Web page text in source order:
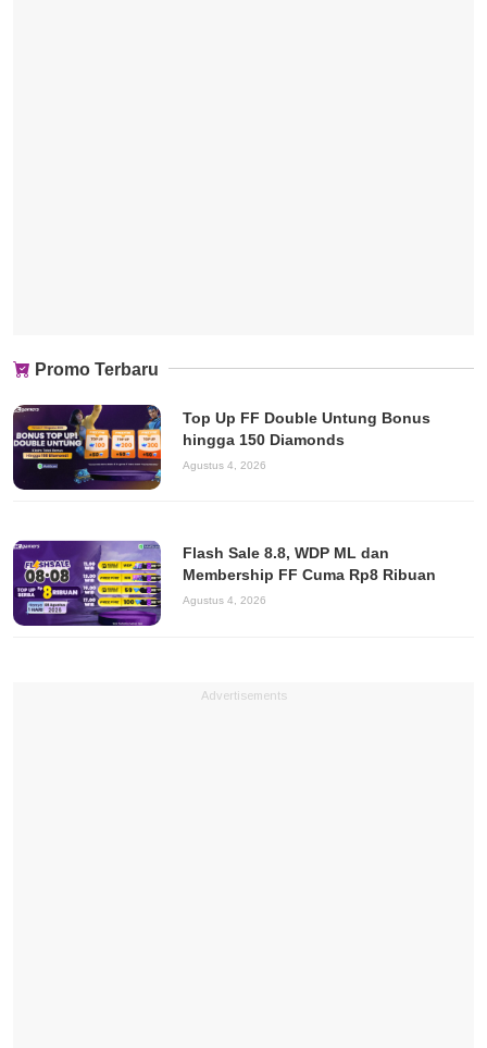
Promo Terbaru
Top Up FF Double Untung Bonus
hingga 150 Diamonds
Agustus 4, 2026
Flash Sale 8.8, WDP ML dan
Membership FF Cuma Rp8 Ribuan
Agustus 4, 2026
Advertisements